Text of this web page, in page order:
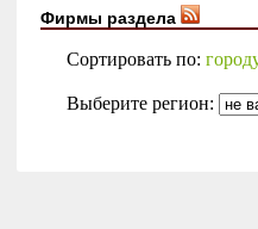
Фирмы раздела
Сортировать по:
Выберите регион: